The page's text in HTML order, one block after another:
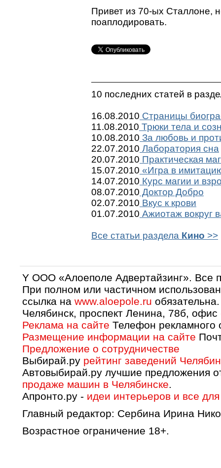
Привет из 70-ых Сталлоне,
поаплодировать.
10 последних статей в
16.08.2010 Страницы
11.08.2010 Трюки тела и
10.08.2010 За любовь и
22.07.2010 Лаборатория сна
20.07.2010 Практическая
15.07.2010 «Игра в
14.07.2010 Курс магии и
08.07.2010 Доктор Добро
02.07.2010 Вкус к крови
01.07.2010 Ажиотаж вокруг
Все статьи раздела Кино >>
Y OOO «Алоеполе Адвертайзинг».
При полном или частичном
ссылка на www.aloepole.ru обязательна.
Челябинск, проспект Ленина, 78б, офис
Реклама на сайте Телефон рекламного
Размещение информации на сайте
Предложение о сотрудничестве
Выбирай.ру рейтинг заведений
Автовыбирай.ру лучшие предложения
продаже машин в Челябинске.
Апронто.ру - идеи интерьеров и все
Главный редактор: Сербина Ирина
Возрастное ограничение 18+.